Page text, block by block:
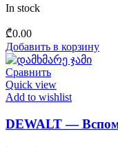
In stock
₾0.00
Добавить в корзину
Сравнить
Quick view
Add to wishlist
DEWALT —